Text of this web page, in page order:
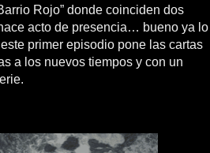
Rojo” donde coinciden dos
acto de presencia… bueno ya lo
primer episodio pone las cartas
a los nuevos tiempos y con un